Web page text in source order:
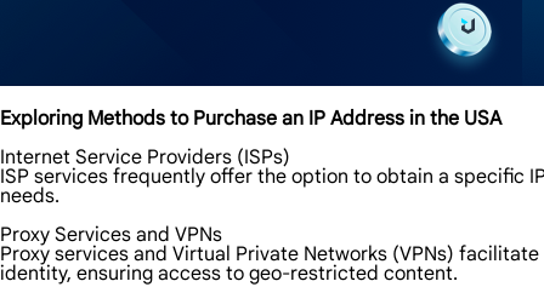
Exploring Methods to Purchase an IP Address in the USA
Internet Service Providers (ISPs)
ISP services frequently offer the option to obtain a specific
needs.
Proxy Services and VPNs
Proxy services and Virtual Private Networks (VPNs)
identity, ensuring access to geo-restricted content.